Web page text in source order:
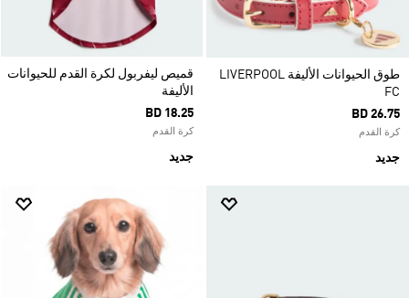
طوق الحيوانات الأليفة LIVERPOOL
FC
BD 26.75
كرة القدم
جديد
قميص ليفربول لكرة القدم للحيوانات
الأليفة
BD 18.25
كرة القدم
جديد